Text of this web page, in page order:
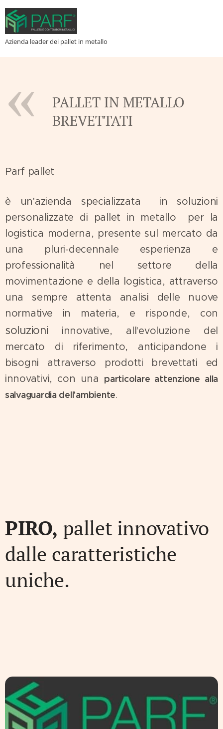
Azienda leader dei pallet in metallo
PALLET IN METALLO
BREVETTATI
Parf pallet
è un'azienda specializzata in soluzioni
personalizzate di pallet in metallo per la
logistica moderna, presente sul mercato da
una pluri-decennale esperienza e
professionalità nel settore della
movimentazione e della logistica, attraverso
una sempre attenta analisi delle nuove
normative in materia, e risponde, con
soluzioni innovative, all'evoluzione del
mercato di riferimento, anticipandone i
bisogni attraverso prodotti brevettati ed
innovativi, con una particolare attenzione alla
salvaguardia dell'ambiente.
PIRO, pallet innovativo
dalle caratteristiche
uniche.